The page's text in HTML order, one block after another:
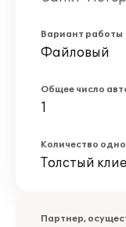
Вариант работы
Файловый
Общее число
1
Количество
Толстый
Партнер,